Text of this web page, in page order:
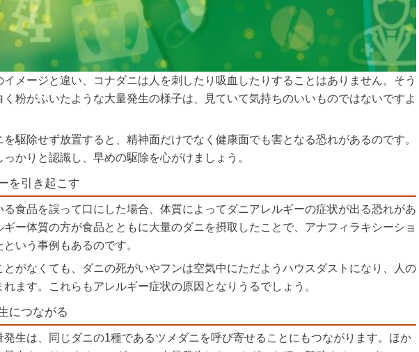
イメージと違い、コナダニは人を刺したり吸血したりすることはありません。そう
く粉がふいたような大量発生の様子は、見ていて気持ちのいいものではないですよ
を駆除せず放置すると、精神面だけでなく健康面でも害となる恐れがあるのです。
かりと認識し、早めの駆除を心がけましょう。
を引き起こす
る食品を誤って口にした場合、体質によってダニアレルギーの症状が出る恐れがあ
ギー体質の方が食品とともに大量のダニを摂取したことで、アナフィラキシーショ
いう事例もあるのです。
とがなくても、ダニの死がいやフンは空気中にただようハウスダストになり、人の
ます。これらもアレルギー症状の原因となりうるでしょう。
につながる
発生は、同じダニの1種であるツメダニを呼び寄せることにもつながります。ほか